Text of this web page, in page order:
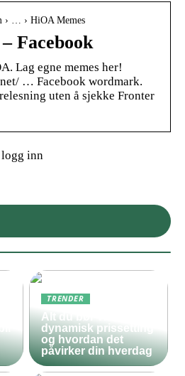
› … › HiOA Memes
Facebook
Lag egne memes her!
… Facebook wordmark.
uten å sjekke Fronter
inn
TRENDER
Alt du bør vite om
dynamisk prissetting
og hvordan det
påvirker din hverdag